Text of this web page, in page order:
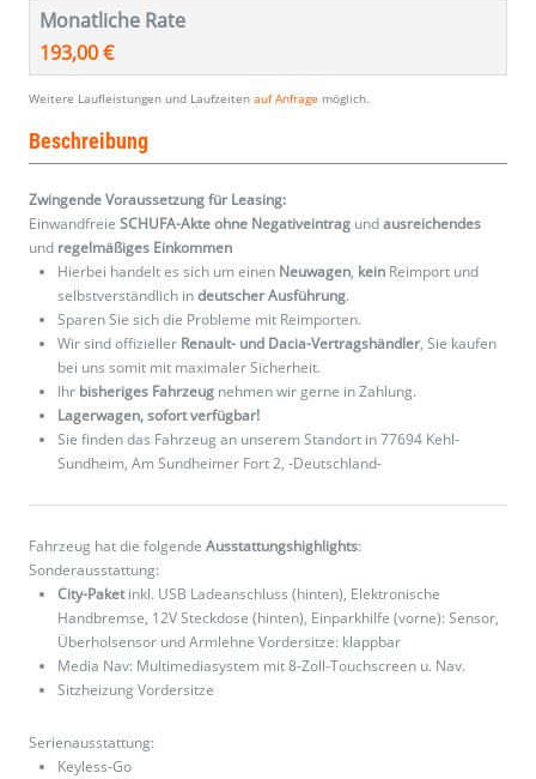
Monatliche Rate
193,00 €
Weitere Laufleistungen und Laufzeiten auf Anfrage möglich.
Beschreibung
Zwingende Voraussetzung für Leasing:
Einwandfreie SCHUFA-Akte ohne Negativeintrag undausreichendes
und regelmäßiges Einkommen
Hierbei handelt es sich um einen Neuwagen, kein Reimport und
selbstverständlich indeutscher Ausführung.
Sparen Sie sich die Probleme mit Reimporten.
Wir sind offizieller Renault- und Dacia-Vertragshändler, Sie kaufen
bei uns somit mit maximaler Sicherheit.
Ihr bisheriges Fahrzeug nehmen wir gerne in Zahlung.
Lagerwagen, sofort verfügbar!
Sie finden das Fahrzeug an unserem Standort in 77694 Kehl-
Sundheim, Am Sundheimer Fort 2, -Deutschland-
Fahrzeug hat die folgende Ausstattungshighlights:
Sonderausstattung:
City-Paketinkl. USB Ladeanschluss (hinten), Elektronische
Handbremse, 12V Steckdose (hinten), Einparkhilfe (vorne): Sensor,
Überholsensor und Armlehne Vordersitze: klappbar
Media Nav: Multimediasystem mit 8-Zoll-Touchscreen u. Nav.
Sitzheizung Vordersitze
Serienausstattung:
Keyless-Go